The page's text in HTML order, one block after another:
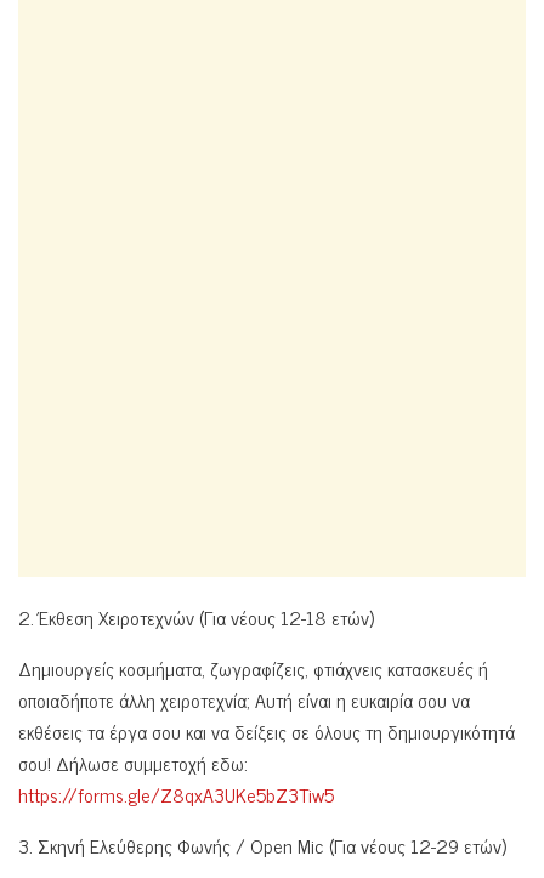
2. Έκθεση Χειροτεχνών (Για νέους 12-18 ετών)
Δημιουργείς κοσμήματα, ζωγραφίζεις, φτιάχνεις κατασκευές ή
οποιαδήποτε άλλη χειροτεχνία; Αυτή είναι η ευκαιρία σου να
εκθέσεις τα έργα σου και να δείξεις σε όλους τη δημιουργικότητά
σου! Δήλωσε συμμετοχή εδω:
https://forms.gle/Z8qxA3UKe5bZ3Tiw5
3. Σκηνή Ελεύθερης Φωνής / Open Mic (Για νέους 12-29 ετών)